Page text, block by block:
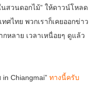
สวนดอกไม้” ให้ดาวน์โหลด
ศไทย พวกเราก็เคยออกข่าว
หลาย เวลาเหนื่อยๆ ดูแล้ว
Chiangmai” ทางนี้ครับ